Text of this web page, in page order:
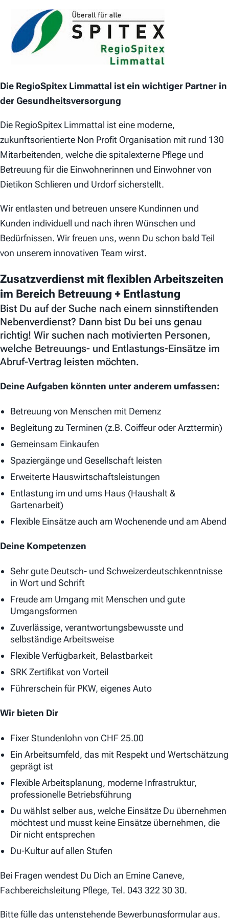
Die RegioSpitex Limmattal ist ein wichtiger Partner in
der Gesundheitsversorgung
Die RegioSpitex Limmattal ist eine moderne,
zukunftsorientierte Non Profit Organisation mit rund 130
Mitarbeitenden, welche die spitalexterne Pflege und
Betreuung für die Einwohnerinnen und Einwohner von
Dietikon Schlieren und Urdorf sicherstellt.
Wir entlasten und betreuen unsere Kundinnen und
Kunden individuell und nach ihren Wünschen und
Bedürfnissen. Wir freuen uns, wenn Du schon bald Teil
von unserem innovativen Team wirst.
Zusatzverdienst mit flexiblen Arbeitszeiten
im Bereich Betreuung + Entlastung
Bist Du auf der Suche nach einem sinnstiftenden
Nebenverdienst? Dann bist Du bei uns genau
richtig! Wir suchen nach motivierten Personen,
welche Betreuungs- und Entlastungs-Einsätze im
Abruf-Vertrag leisten möchten.
Deine Aufgaben könnten unter anderem umfassen:
Betreuung von Menschen mit Demenz
Begleitung zu Terminen (z.B. Coiffeur oder Arzttermin)
Gemeinsam Einkaufen
Spaziergänge und Gesellschaft leisten
Erweiterte Hauswirtschaftsleistungen
Entlastung im und ums Haus (Haushalt &
Gartenarbeit)
Flexible Einsätze auch am Wochenende und am Abend
Deine Kompetenzen
Sehr gute Deutsch- und Schweizerdeutschkenntnisse
in Wort und Schrift
Freude am Umgang mit Menschen und gute
Umgangsformen
Zuverlässige, verantwortungsbewusste und
selbständige Arbeitsweise
Flexible Verfügbarkeit, Belastbarkeit
SRK Zertifikat von Vorteil
Führerschein für PKW, eigenes Auto
Wir bieten Dir
Fixer Stundenlohn von CHF 25.00
Ein Arbeitsumfeld, das mit Respekt und Wertschätzung
geprägt ist
Flexible Arbeitsplanung, moderne Infrastruktur,
professionelle Betriebsführung
Du wählst selber aus, welche Einsätze Du übernehmen
möchtest und musst keine Einsätze übernehmen, die
Dir nicht entsprechen
Du-Kultur auf allen Stufen
Bei Fragen wendest Du Dich an Emine Caneve,
Fachbereichsleitung Pflege, Tel. 043 322 30 30.
Bitte fülle das untenstehende Bewerbungsformular aus.